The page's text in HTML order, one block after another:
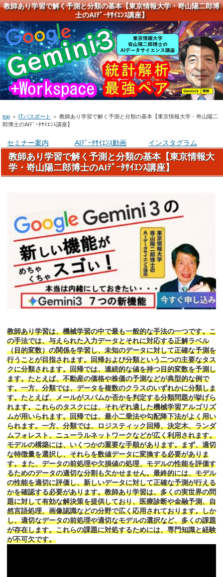
教師あり学習で解く予測と分類の基本【東京情報大学・嵜山陽二郎博
士のAIﾃﾞｰﾀｻｲｴﾝｽ講座】
top ＞ ITパスポート ＞ 教師あり学習で解く予測と分類の基本【東京情報大学・嵜山陽二
郎博士のAIﾃﾞｰﾀｻｲｴﾝｽ講座】
セミナー案内 AIﾃﾞｰﾀｻｲｴﾝｽ動画 インスタグラム
教師あり学習で解く予測と分類の基本【東京情報大
学・嵜山陽二郎博士のAIﾃﾞｰﾀｻｲｴﾝｽ講座】
教師あり学習は、機械学習の中で最も一般的な手法の一つです。こ
の手法では、与えられた入力データとそれに対応する正解ラベル
（目的変数）の関係を学習し、未知のデータに対して正確な予測を
行うことが目指されます。回帰および分類という二つの主要なタス
クに分類されます。回帰では、連続的な値を持つ目的変数を予測し
ます。たとえば、不動産の価格や株価の予測などが典型的な例で
す。一方、分類では、データを複数のクラスのいずれかに分類しま
す。たとえば、メールがスパムか否かを判定する分類問題が挙げら
れます。これらのタスクには、それぞれ適した機械学習アルゴリズ
ムが用いられます。回帰では、最小二乗法や勾配降下法がよく用い
られます。一方、分類では、ロジスティック回帰、決定木、ランダ
ムフォレスト、ニューラルネットワークなどが広く利用されます。
モデルの構築には、いくつかの重要な手順があります。まず、適切
な特徴量を選択し、それらを数値データに変換する必要がありま
す。また、データの前処理や欠損値の処理、モデルの性能を評価す
るためのデータの適切な分割も欠かせません。最終的には、モデル
の性能を適切に評価し、新しいデータに対して正確な予測が行える
かを確認する必要があります。教師あり学習は、多くの実世界の問
題に対して有効な解決策を提供しており、医療診断や金融予測、自
然言語処理、画像認識などの分野で広く応用されております。しか
し、適切なデータの前処理や適切なモデルの選択など、多くの課題
が存在します。これらの課題に対処するためには、専門知識と経験
が不可欠です。